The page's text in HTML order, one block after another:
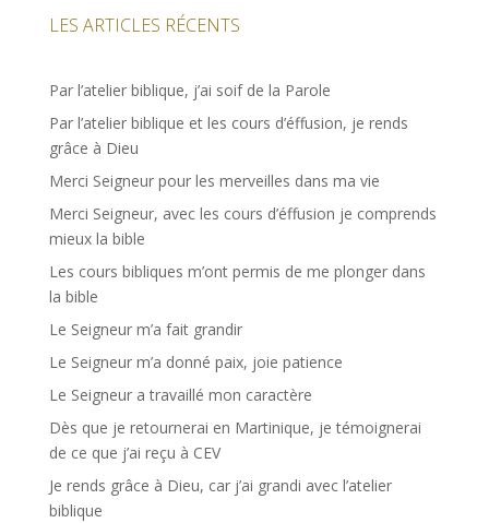
LES ARTICLES RÉCENTS
Par l’atelier biblique, j’ai soif de la Parole
Par l’atelier biblique et les cours d’éffusion, je rends
grâce à Dieu
Merci Seigneur pour les merveilles dans ma vie
Merci Seigneur, avec les cours d’éffusion je comprends
mieux la bible
Les cours bibliques m’ont permis de me plonger dans
la bible
Le Seigneur m’a fait grandir
Le Seigneur m’a donné paix, joie patience
Le Seigneur a travaillé mon caractère
Dès que je retournerai en Martinique, je témoignerai
de ce que j’ai reçu à CEV
Je rends grâce à Dieu, car j’ai grandi avec l’atelier
biblique